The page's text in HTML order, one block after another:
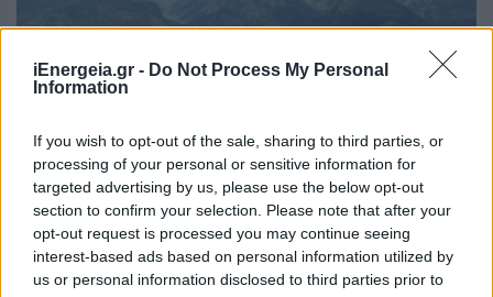
iEnergeia.gr - Do Not Process My Personal
Information
If you wish to opt-out of the sale, sharing to third parties, or
processing of your personal or sensitive information for
targeted advertising by us, please use the below opt-out
section to confirm your selection. Please note that after your
opt-out request is processed you may continue seeing
interest-based ads based on personal information utilized by
us or personal information disclosed to third parties prior to
ΠΕΡΙΒΑΛΛΟΝ
Προστατευόμενων Τοπίων σε 12, με την
κορυφή «Μούσκος» Αγράφων και τον ορεινό
όγκο «Βέρνον-Βίτσι» Δυτικής Μακεδονίας
03/08/2026 - 08:16